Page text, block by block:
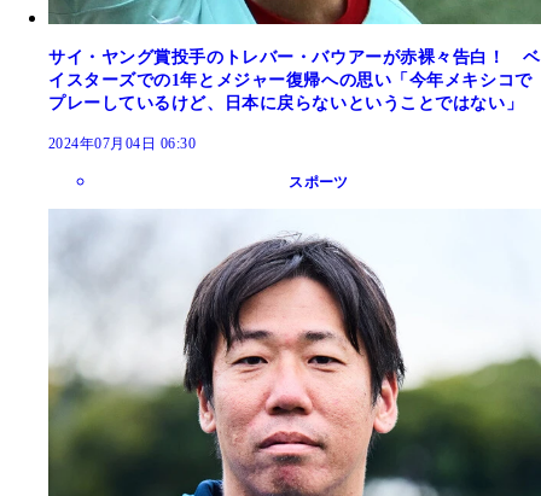
サイ・ヤング賞投手のトレバー・バウアーが赤裸々告白！ ベ
イスターズでの1年とメジャー復帰への思い「今年メキシコで
プレーしているけど、日本に戻らないということではない」
2024年07月04日 06:30
スポーツ